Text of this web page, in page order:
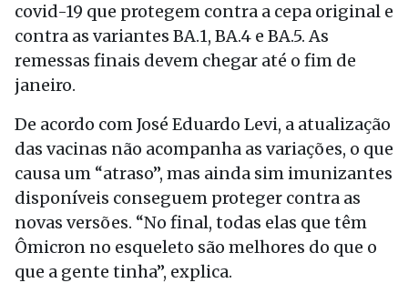
covid-19 que protegem contra a cepa original e
contra as variantes BA.1, BA.4 e BA.5. As
remessas finais devem chegar até o fim de
janeiro.
De acordo com José Eduardo Levi, a atualização
das vacinas não acompanha as variações, o que
causa um “atraso”, mas ainda sim imunizantes
disponíveis conseguem proteger contra as
novas versões. “No final, todas elas que têm
Ômicron no esqueleto são melhores do que o
que a gente tinha”, explica.